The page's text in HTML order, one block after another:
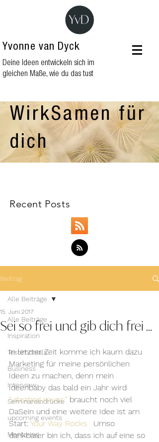
Yvonne van Dyck
Deine Ideen entwickeln sich im
gleichen Maße, wie du das tust
WirkSamen für
dich
Recent Posts
Beitrag
Alle Beiträge
Inspiration
Testimonials
Business
Interview
Seminareindrücke
upcoming events
Mentoring
Alle Beiträge
Sei so frei und gib dich frei ...
15. Juni 2017
In letzter Zeit komme ich kaum dazu
Marketing für meine persönlichen
Ideen zu machen, denn mein
Ideenbaby das bald ein Jahr wird
"vibrating music" braucht noch viel
DaSein und eine weitere Idee ist am
Start: Your Way Rocks.
Umso
dankbarer bin ich, dass ich auf eine so